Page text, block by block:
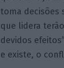
toma decisões
que lidera
devidos
e existe, o